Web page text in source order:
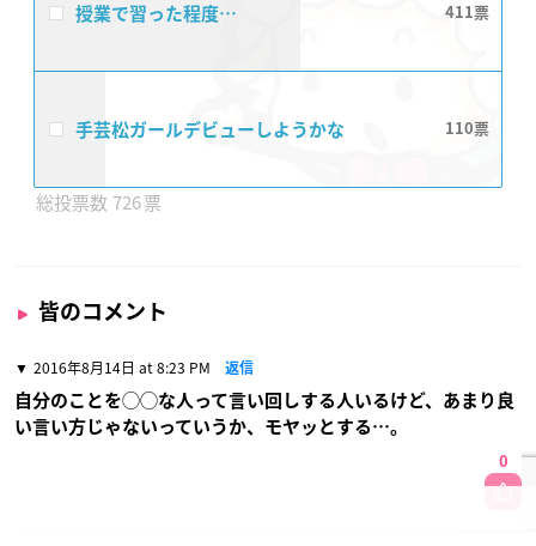
授業で習った程度… 411
手芸松ガールデビューしようかな 110
726
皆のコメント
2016年8月14日 at 8:23 PM 返信
自分のことを◯◯な人って言い回しする人いるけど、あまり良
い言い方じゃないっていうか、モヤッとする…。
0